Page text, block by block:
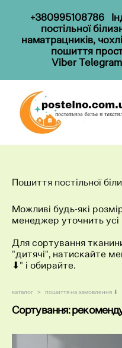
+380995108786
постільної
наматрацників,
пошиття
Viber Telegram
Пошиття постільної
Можливі будь-які
менеджер уточнить усі
Для сортування
"дитячі", натискайте
⬇" і обирайте.
каталог > пошиття на замовлення ⬇
Сортування: